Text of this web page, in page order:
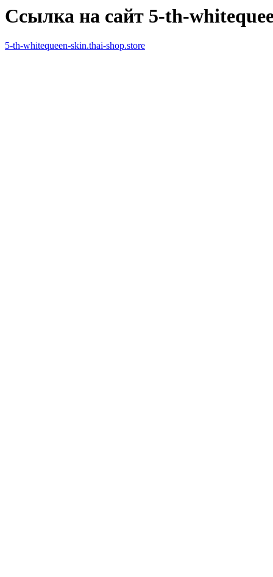
Ссылка на сайт 5-th-
5-th-whitequeen-skin.thai-shop.store